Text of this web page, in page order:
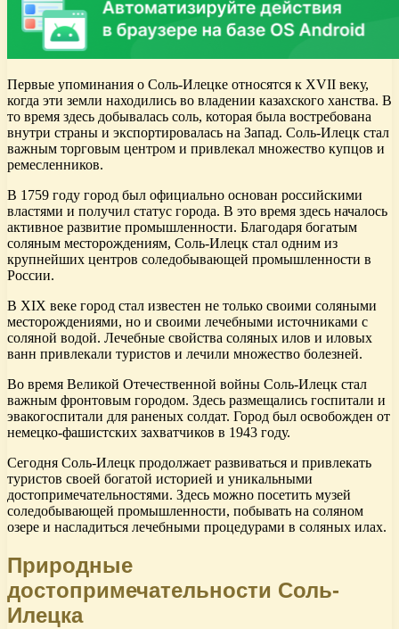
Первые упоминания о Соль-Илецке относятся к XVII веку,
когда эти земли находились во владении казахского ханства. В
то время здесь добывалась соль, которая была востребована
внутри страны и экспортировалась на Запад. Соль-Илецк стал
важным торговым центром и привлекал множество купцов и
ремесленников.
В 1759 году город был официально основан российскими
властями и получил статус города. В это время здесь началось
активное развитие промышленности. Благодаря богатым
соляным месторождениям, Соль-Илецк стал одним из
крупнейших центров соледобывающей промышленности в
России.
В XIX веке город стал известен не только своими соляными
месторождениями, но и своими лечебными источниками с
соляной водой. Лечебные свойства соляных илов и иловых
ванн привлекали туристов и лечили множество болезней.
Во время Великой Отечественной войны Соль-Илецк стал
важным фронтовым городом. Здесь размещались госпитали и
эвакогоспитали для раненых солдат. Город был освобожден от
немецко-фашистских захватчиков в 1943 году.
Сегодня Соль-Илецк продолжает развиваться и привлекать
туристов своей богатой историей и уникальными
достопримечательностями. Здесь можно посетить музей
соледобывающей промышленности, побывать на соляном
озере и насладиться лечебными процедурами в соляных илах.
Природные
достопримечательности Соль-
Илецка